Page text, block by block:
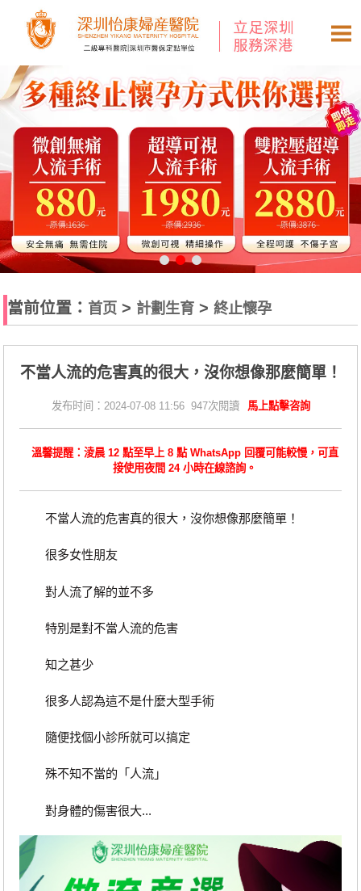
當前位置： 首页 > 計劃生育 >終止懷孕
不當人流的危害真的很大，沒你想像那麼簡單！
发布时间：2024-07-08 11:56 947次閱讀 馬上點擊咨詢
溫馨提醒：淩晨 12 點至早上 8 點 WhatsApp 回覆可能較慢，可直
接使用夜間 24 小時在線諮詢。
不當人流的危害真的很大，沒你想像那麼簡單！
很多女性朋友
對人流了解的並不多
特別是對不當人流的危害
知之甚少
很多人認為這不是什麼大型手術
隨便找個小診所就可以搞定
殊不知不當的「人流」
對身體的傷害很大...